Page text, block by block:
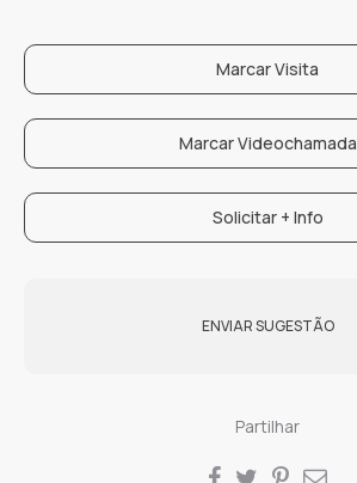
Marcar Visita
Marcar Videochamada
Solicitar + Info
ENVIAR SUGESTÃO
Partilhar
SHARE